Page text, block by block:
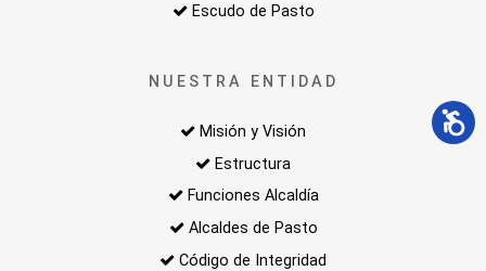
Escudo de Pasto
NUESTRA ENTIDAD
Misión y Visión
Estructura
Funciones Alcaldía
Alcaldes de Pasto
Código de Integridad